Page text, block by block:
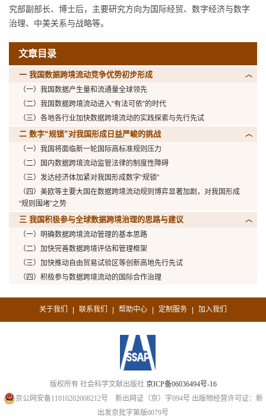
究部副部长、博士后，主要研究方向为国际经贸、数字经济与数字
治理、中美关系与战略等。
文章目录
一 我国数据跨境流动竞争优势初步形成
（一）我国数据产生量和流通量全球领先
（二）我国数据跨境流动进入“有法可依”的时代
（三）各地各行业加快数据跨境流动的实践探索与先行先试
二 数字“规锁”对我国形成日益严峻的挑战
（一）我国将面临新一轮国际高标准规则压力
（二）国内数据跨境流动监管法律的制度性障碍
（三）发达经济体加紧对我国形成数字“规锁”
（四）美欧等主要大国在数据跨境流动规则博弈显著加剧，对我国形成
“规则围堵”之势
三 我国积极参与全球数据跨境治理的思路与建议
（一）明确数据跨境流动管理的基本思路
（二）加快完善数据跨境评估和管理框架
（三）加快推动自由贸易试验区等创新高地先行先试
（四）积极参与数据跨境流动的国际合作治理
关于我们 | 联系我们 | 帮助中心 | 定制服务 | 加入我们
版权所有 社会科学文献出版社 京ICP备06036494号-16
京公网安备11010202008212号 新出网证（京）字094号 出版物经营许可证：新
出发京批字第版0079号